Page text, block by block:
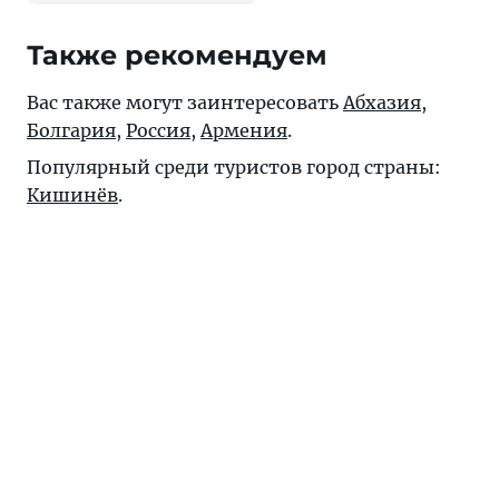
Также рекомендуем
Вас также могут заинтересоватьАбхазия,
Болгария, Россия,Армения.
Популярный среди туристов город страны:
Кишинёв.